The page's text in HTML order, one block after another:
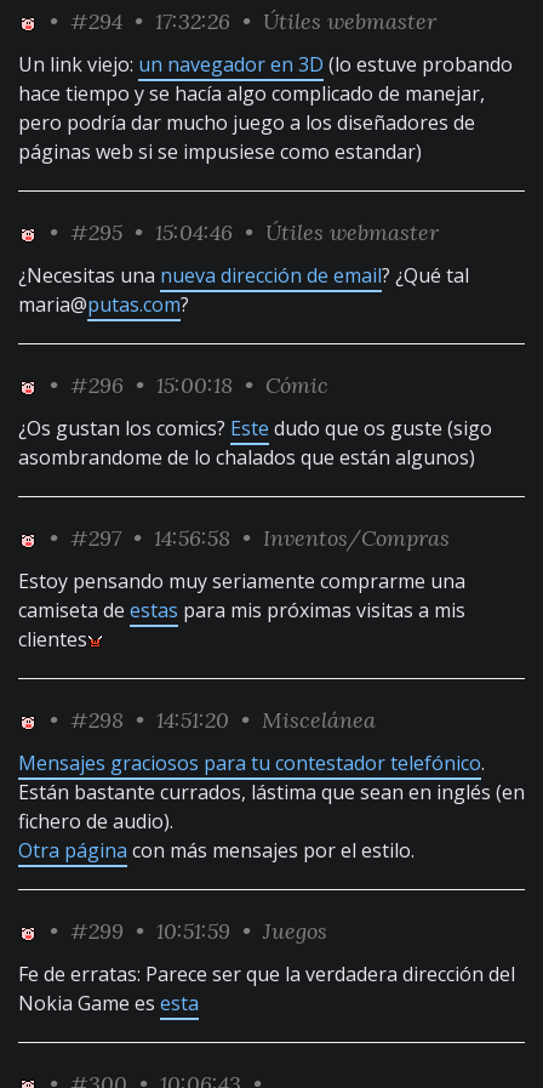
• #294 • 17:32:26 • Útiles webmaster
Un link viejo: un navegador en 3D (lo estuve probando
hace tiempo y se hacía algo complicado de manejar,
pero podría dar mucho juego a los diseñadores de
páginas web si se impusiese como estandar)
• #295 • 15:04:46 • Útiles webmaster
¿Necesitas una nueva dirección de email? ¿Qué tal
maria@putas.com?
• #296 • 15:00:18 • Cómic
¿Os gustan los comics? Este dudo que os guste (sigo
asombrandome de lo chalados que están algunos)
• #297 • 14:56:58 • Inventos/Compras
Estoy pensando muy seriamente comprarme una
camiseta de estas para mis próximas visitas a mis
clientes
• #298 • 14:51:20 • Miscelánea
Mensajes graciosos para tu contestador telefónico.
Están bastante currados, lástima que sean en inglés (en
fichero de audio).
Otra página con más mensajes por el estilo.
• #299 • 10:51:59 • Juegos
Fe de erratas: Parece ser que la verdadera dirección del
Nokia Game es esta